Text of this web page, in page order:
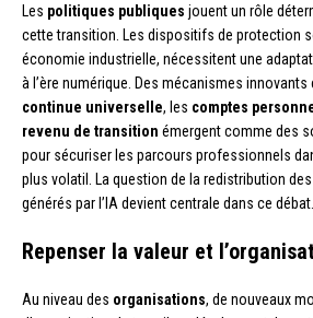
Les politiques publiques jouent un rôle
cette transition. Les dispositifs de protection
économie industrielle, nécessitent une
à l’ère numérique. Des mécanismes innovants
continue universelle, les comptes
revenu de transition émergent comme des
pour sécuriser les parcours professionnels
plus volatil. La question de la redistribution
générés par l’IA devient centrale dans ce débat.
Repenser la valeur et
Au niveau des organisations, de nouveaux